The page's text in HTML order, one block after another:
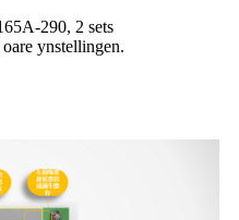
290, 2 sets
ynstellingen.